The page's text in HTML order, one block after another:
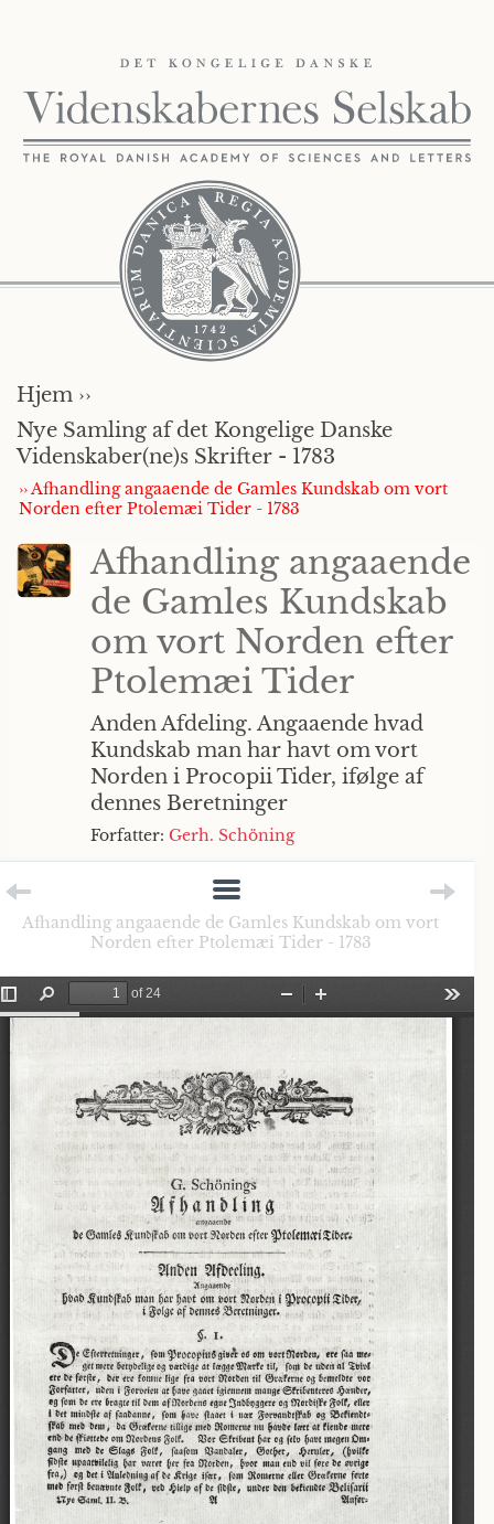
Hjem ››
Nye Samling af det Kongelige Danske
Videnskaber(ne)s Skrifter - 1783
›› Afhandling angaaende de Gamles Kundskab om vort
Norden efter Ptolemæi Tider - 1783
Afhandling angaaende
de Gamles Kundskab
om vort Norden efter
Ptolemæi Tider
Anden Afdeling. Angaaende hvad
Kundskab man har havt om vort
Norden i Procopii Tider, ifølge af
dennes Beretninger
Forfatter: Gerh. Schöning
Afhandling angaaende de Gamles Kundskab om vort
Norden efter Ptolemæi Tider - 1783